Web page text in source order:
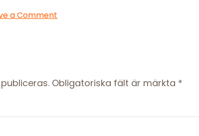
a Comment
Obligatoriska fält är märkta *